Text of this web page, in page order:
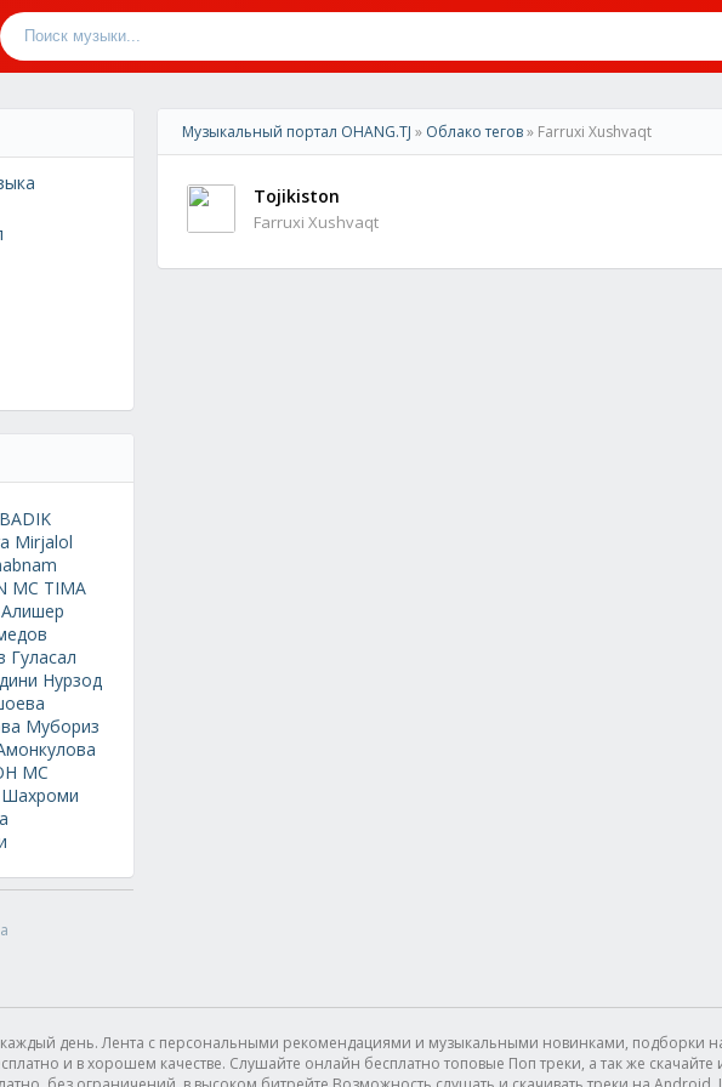
BADIK
Mirjalol
MC TIMA
Алишер
Гуласал
Нурзод
Мубориз
МС
Шахроми
Музыкальный портал OHANG.TJ » Облако тегов» Farruxi Xushvaqt
Tojikiston
Farruxi Xushvaqt
день. Лента с персональными рекомендациями и музыкальными новинками, подборки
и в хорошем качестве. Слушайте онлайн бесплатно топовые Поп треки, а так же скачайте